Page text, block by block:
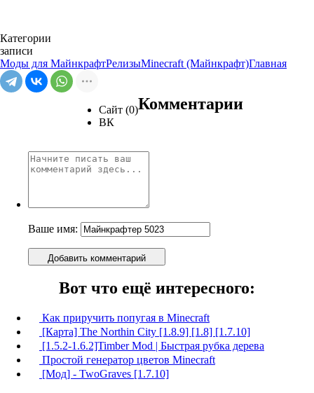
Категории
записи
Моды для МайнкрафтРелизыMinecraft (Майнкрафт)Главная
Сайт (0)
ВК
Комментарии
Ваше имя:
Добавить комментарий
Вот что ещё интересного:
Как приручить попугая в Minecraft
[Карта] The Northin City [1.8.9] [1.8] [1.7.10]
[1.5.2-1.6.2]Timber Mod | Быстрая рубка дерева
Простой генератор цветов Minecraft
[Мод] - TwoGraves [1.7.10]